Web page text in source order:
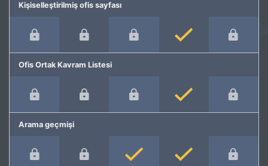
Kişiselleştirilmiş ofis sayfası
Ofis Ortak Kavram Listesi
Arama geçmişi